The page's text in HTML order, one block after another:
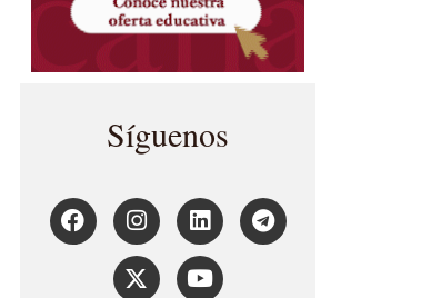
Síguenos